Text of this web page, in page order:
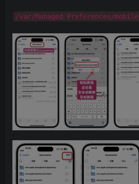
/var/Managed Preferences/mobile